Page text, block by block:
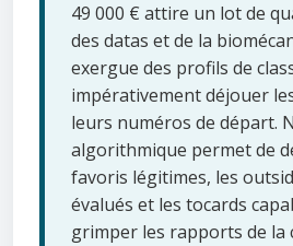
49 000 € attire un lot de
des datas et de la
exergue des profils de
impérativement déjouer
leurs numéros de départ.
algorithmique permet de
favoris légitimes, les
évalués et les tocards
grimper les rapports de la